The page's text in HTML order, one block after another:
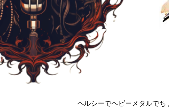
ヘルシーでヘビーメタルで